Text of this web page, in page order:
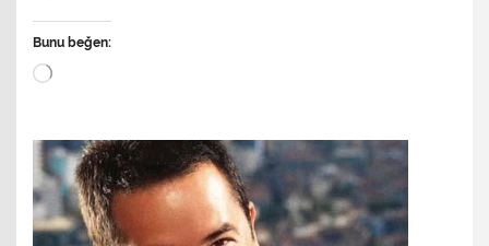
Bunu beğen:
Yükleniyor...